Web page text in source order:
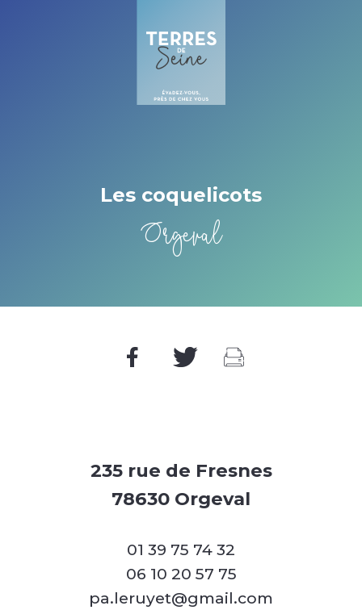
Les coquelicots
Orgeval
235 rue de Fresnes
78630 Orgeval
01 39 75 74 32
06 10 20 57 75
pa.leruyet@gmail.com